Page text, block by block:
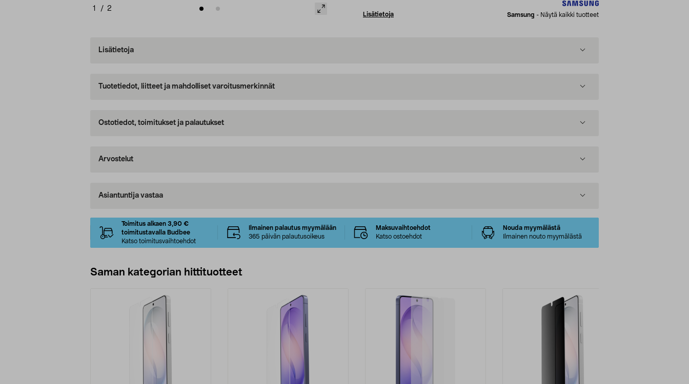
1 / 2
Lisätietoja Samsung - Näytä kaikki tuotteet
Lisätietoja
Tuotetiedot, liitteet ja mahdolliset varoitusmerkinnät
Ostotiedot, toimitukset ja palautukset
Arvostelut
Asiantuntija vastaa
Toimitus alkaen 3,90 €
toimitustavalla Budbee
Katso toimitusvaihtoehdot
Ilmainen palautus myymälään
365 päivän palautusoikeus
Maksuvaihtoehdot
Katso ostoehdot
Nouda myymälästä
Ilmainen nouto myymälästä
Saman kategorian hittituotteet